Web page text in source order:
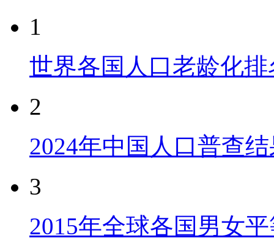
1
世界各国人口老龄化
2
2024年中国人口普查
3
2015年全球各国男女